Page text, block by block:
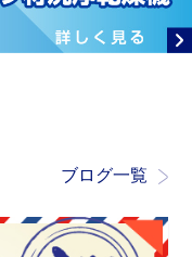
ブログ一覧